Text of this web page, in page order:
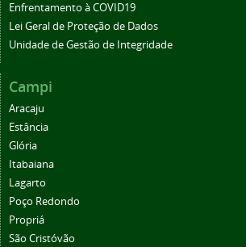
Enfrentamento à COVID19
Lei Geral de Proteção de Dados
Unidade de Gestão de Integridade
Campi
Aracaju
Estância
Glória
Itabaiana
Lagarto
Poço Redondo
Propriá
São Cristóvão